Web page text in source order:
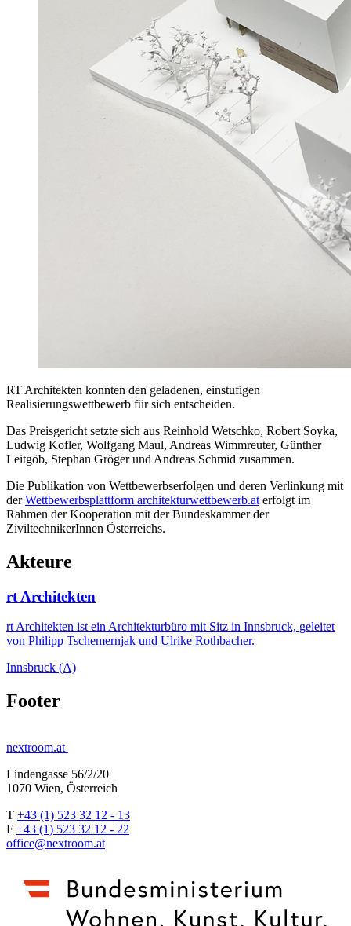
RT Architekten konnten den geladenen, einstufigen
Realisierungswettbewerb für sich entscheiden.
Das Preisgericht setzte sich aus Reinhold Wetschko, Robert Soyka,
Ludwig Kofler, Wolfgang Maul, Andreas Wimmreuter, Günther
Leitgöb, Stephan Gröger und Andreas Schmid zusammen.
Die Publikation von Wettbewerbserfolgen und deren Verlinkung mit
derWettbewerbsplattform architekturwettbewerb.at erfolgt im
Rahmen der Kooperation mit der Bundeskammer der
ZiviltechnikerInnen Österreichs.
Akteure
rt Architekten
rt Architekten ist ein Architekturbüro mit Sitz in Innsbruck, geleitet
von Philipp Tschemernjak und Ulrike Rothbacher.
Innsbruck (A)
Footer
nextroom.at
Lindengasse 56/2/20
1070 Wien, Österreich
T +43 (1) 523 32 12 - 13
F +43 (1) 523 32 12 - 22
office@nextroom.at